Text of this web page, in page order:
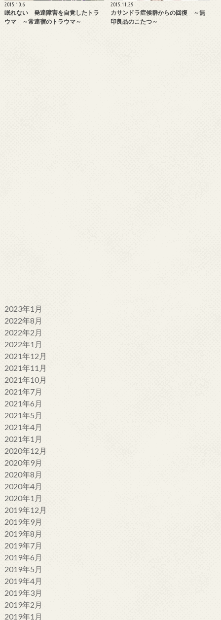
2015.10.6
眠れない 発達障害を自覚したトラ
ウマ ～常連宿のトラウマ～
2015.11.29
カサンドラ症候群からの回復 ～無
印良品のこたつ～
2023年1月
2022年8月
2022年2月
2022年1月
2021年12月
2021年11月
2021年10月
2021年7月
2021年6月
2021年5月
2021年4月
2021年1月
2020年12月
2020年9月
2020年8月
2020年4月
2020年1月
2019年12月
2019年9月
2019年8月
2019年7月
2019年6月
2019年5月
2019年4月
2019年3月
2019年2月
2019年1月